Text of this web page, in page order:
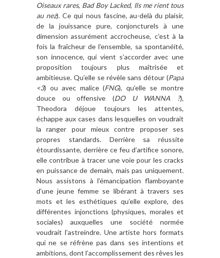
Oiseaux rares, Bad Boy Lacked, Ils me rient tous
au nez). Ce qui nous fascine, au-delà du plaisir,
de la jouissance pure, conjoncturels à une
dimension assurément accrocheuse, c’est à la
fois la fraîcheur de l’ensemble, sa spontanéité,
son innocence, qui vient s’accorder avec une
proposition toujours plus maîtrisée et
ambitieuse. Qu’elle se révèle sans détour (Papa
<3) ou avec malice (FNG), qu’elle se montre
douce ou offensive (DO U WANNA ?),
Theodora déjoue toujours les attentes,
échappe aux cases dans lesquelles on voudrait
la ranger pour mieux contre proposer ses
propres standards. Derrière sa réussite
étourdissante, derrière ce feu d’artifice sonore,
elle contribue à tracer une voie pour les cracks
en puissance de demain, mais pas uniquement.
Nous assistons à l’émancipation flamboyante
d’une jeune femme se libérant à travers ses
mots et les esthétiques qu’elle explore, des
différentes injonctions (physiques, morales et
sociales) auxquelles une société normée
voudrait l’astreindre. Une artiste hors formats
qui ne se réfrène pas dans ses intentions et
ambitions, dont l’accomplissement des rêves les